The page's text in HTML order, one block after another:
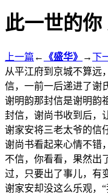
此一世的你
上一篇 ← 《盛华》 →下
从平江府到京城不算远
信，一前一后递进了谢
谢明韵那封信是谢明韵
封信，谢尚书收到后，
谢家安将三老太爷的信
谢尚书看起来心情不错
不信，你看看，果然出
过，只要出了事儿，有
谢家安却没这么乐观，